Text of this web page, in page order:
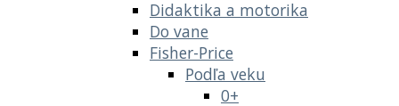
Didaktika a motorika
Do vane
Fisher-Price
Podľa veku
0+